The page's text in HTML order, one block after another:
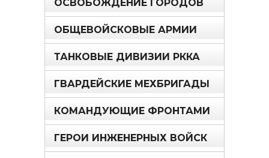
ОСВОБОЖДЕНИЕ ГОРОДОВ
ОБЩЕВОЙСКОВЫЕ АРМИИ
ТАНКОВЫЕ ДИВИЗИИ РККА
ГВАРДЕЙСКИЕ МЕХБРИГАДЫ
КОМАНДУЮЩИЕ ФРОНТАМИ
ГЕРОИ ИНЖЕНЕРНЫХ ВОЙСК